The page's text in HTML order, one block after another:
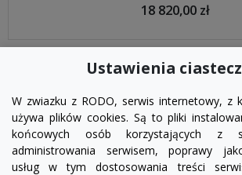
18 820,00 zł
Ustawienia
W zwiazku z RODO, serwis internetowy, z
używa plików cookies. Są to pliki
końcowych osób korzystających z
administrowania serwisem, poprawy
usług w tym dostosowania treści